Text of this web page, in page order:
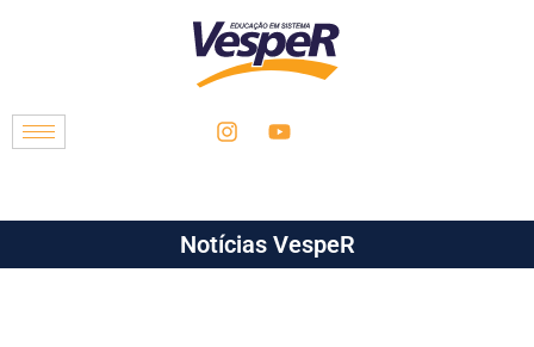
Notícias VespeR